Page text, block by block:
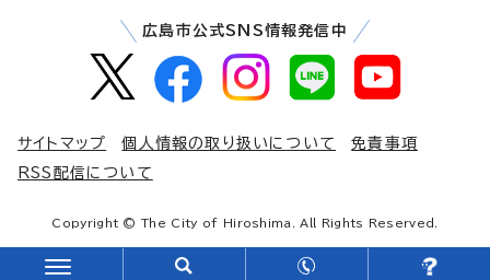
広島市公式SNS情報発信中
サイトマップ 個人情報の取り扱いについて
免責事項
RSS配信について
Copyright © The City of Hiroshima. All Rights Reserved.